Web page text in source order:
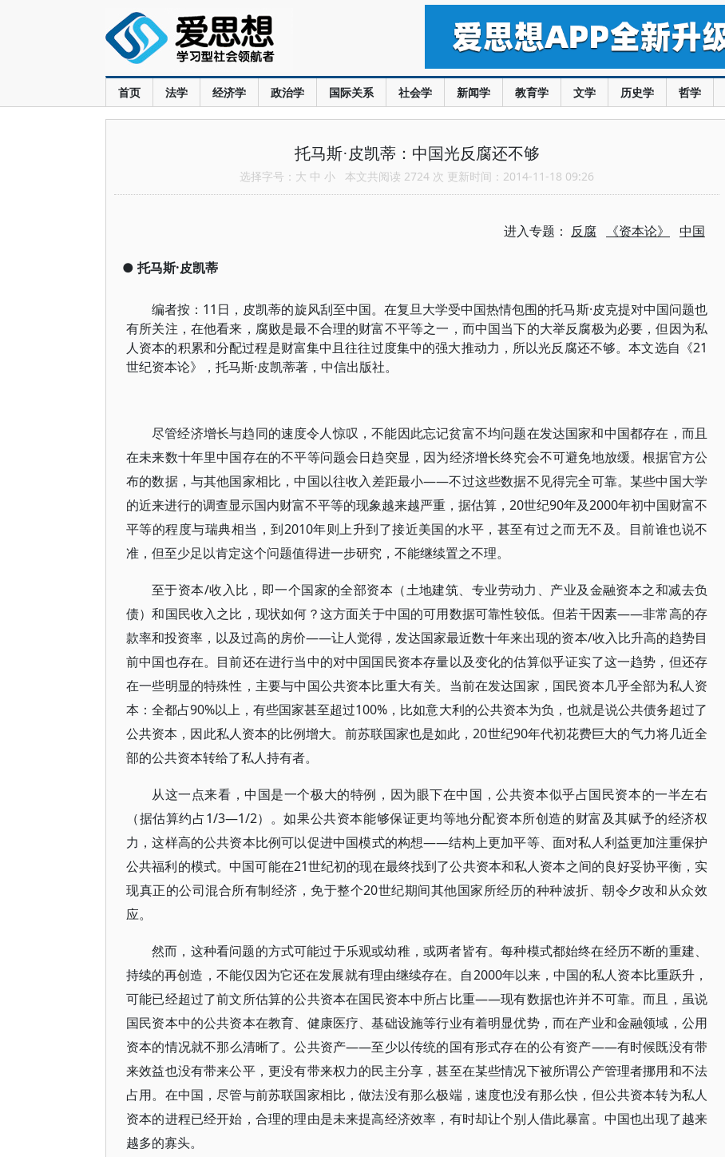
首页 法学 经济学 政治学 国际关系 社会学 新闻学 教育学 文学 历史学 哲学
托马斯·皮凯蒂：中国光反腐还不够
选择字号： 大 中 小 本文共阅读 2724 次 更新时间：2014-11-18 09:26
进入专题： 反腐 《资本论》 中国
● 托马斯·皮凯蒂
编者按：11日，皮凯蒂的旋风刮至中国。在复旦大学受中国热情包围的托马斯·皮克提对中国问题也
有所关注，在他看来，腐败是最不合理的财富不平等之一，而中国当下的大举反腐极为必要，但因为私
人资本的积累和分配过程是财富集中且往往过度集中的强大推动力，所以光反腐还不够。本文选自《21
世纪资本论》，托马斯·皮凯蒂著，中信出版社。
尽管经济增长与趋同的速度令人惊叹，不能因此忘记贫富不均问题在发达国家和中国都存在，而且
在未来数十年里中国存在的不平等问题会日趋突显，因为经济增长终究会不可避免地放缓。根据官方公
布的数据，与其他国家相比，中国以往收入差距最小——不过这些数据不见得完全可靠。某些中国大学
的近来进行的调查显示国内财富不平等的现象越来越严重，据估算，20世纪90年及2000年初中国财富不
平等的程度与瑞典相当，到2010年则上升到了接近美国的水平，甚至有过之而无不及。目前谁也说不
准，但至少足以肯定这个问题值得进一步研究，不能继续置之不理。
至于资本/收入比，即一个国家的全部资本（土地建筑、专业劳动力、产业及金融资本之和减去负
债）和国民收入之比，现状如何？这方面关于中国的可用数据可靠性较低。但若干因素——非常高的存
款率和投资率，以及过高的房价——让人觉得，发达国家最近数十年来出现的资本/收入比升高的趋势目
前中国也存在。目前还在进行当中的对中国国民资本存量以及变化的估算似乎证实了这一趋势，但还存
在一些明显的特殊性，主要与中国公共资本比重大有关。当前在发达国家，国民资本几乎全部为私人资
本：全都占90%以上，有些国家甚至超过100%，比如意大利的公共资本为负，也就是说公共债务超过了
公共资本，因此私人资本的比例增大。前苏联国家也是如此，20世纪90年代初花费巨大的气力将几近全
部的公共资本转给了私人持有者。
从这一点来看，中国是一个极大的特例，因为眼下在中国，公共资本似乎占国民资本的一半左右
（据估算约占1/3—1/2）。如果公共资本能够保证更均等地分配资本所创造的财富及其赋予的经济权
力，这样高的公共资本比例可以促进中国模式的构想——结构上更加平等、面对私人利益更加注重保护
公共福利的模式。中国可能在21世纪初的现在最终找到了公共资本和私人资本之间的良好妥协平衡，实
现真正的公司混合所有制经济，免于整个20世纪期间其他国家所经历的种种波折、朝令夕改和从众效
应。
然而，这种看问题的方式可能过于乐观或幼稚，或两者皆有。每种模式都始终在经历不断的重建、
持续的再创造，不能仅因为它还在发展就有理由继续存在。自2000年以来，中国的私人资本比重跃升，
可能已经超过了前文所估算的公共资本在国民资本中所占比重——现有数据也许并不可靠。而且，虽说
国民资本中的公共资本在教育、健康医疗、基础设施等行业有着明显优势，而在产业和金融领域，公用
资本的情况就不那么清晰了。公共资产——至少以传统的国有形式存在的公有资产——有时候既没有带
来效益也没有带来公平，更没有带来权力的民主分享，甚至在某些情况下被所谓公产管理者挪用和不法
占用。在中国，尽管与前苏联国家相比，做法没有那么极端，速度也没有那么快，但公共资本转为私人
资本的进程已经开始，合理的理由是未来提高经济效率，有时却让个别人借此暴富。中国也出现了越来
越多的寡头。